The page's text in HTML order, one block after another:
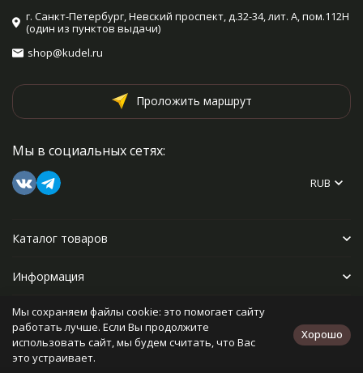
г. Санкт-Петербург, Невский проспект, д.32-34, лит. А, пом.112Н
(один из пунктов выдачи)
shop@kudel.ru
Проложить маршрут
Мы в социальных сетях:
RUB
Каталог товаров
Информация
Прочее
Политика персональных данных
Мы сохраняем файлы cookie: это помогает сайту
работать лучше. Если Вы продолжите
использовать сайт, мы будем считать, что Вас
это устраивает.
Хорошо